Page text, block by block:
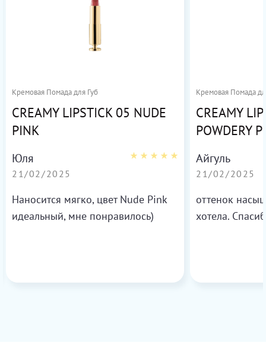
Кремовая Помада для Губ
CREAMY LIPSTICK 05 NUDE
PINK
Юля
21/02/2025
Наносится мягко, цвет Nude Pink
идеальный, мне понравилось)
Кремовая Помада
CREAMY
POWDERY
Айгуль
21/02/2025
оттенок
хотела.